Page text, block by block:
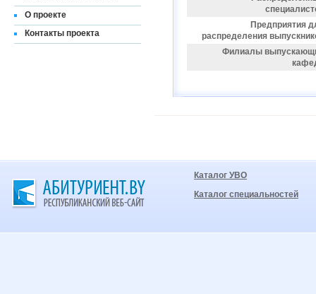
О проекте
Контакты проекта
Предприятия
распределения
Филиалы
Каталог УВО
Каталог специальностей